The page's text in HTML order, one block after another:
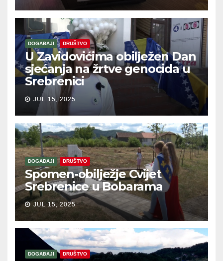
DOGAĐAJI DRUŠTVO
U Zavidovićima obilježen Dan
sjećanja na žrtve genocida u
Srebrenici
JUL 15, 2025
DOGAĐAJI DRUŠTVO
Spomen-obilježje Cvijet
Srebrenice u Bobarama
JUL 15, 2025
DOGAĐAJI DRUŠTVO